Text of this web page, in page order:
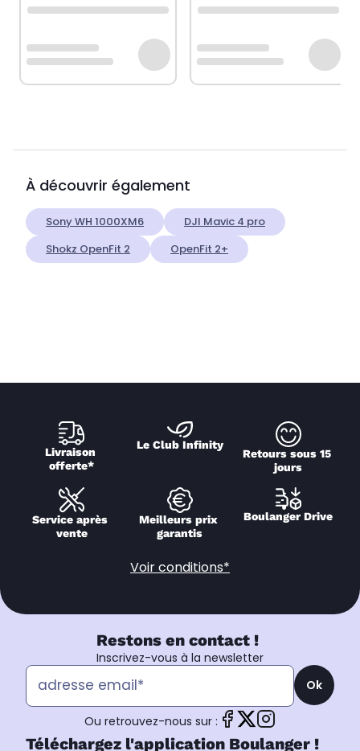
À découvrir également
Sony WH 1000XM6
DJI Mavic 4 pro
Shokz OpenFit 2
OpenFit 2+
Livraison
offerte*
Le Club Infinity
Retours sous 15
jours
Service après
vente
Meilleurs prix
garantis
Boulanger Drive
Voir conditions*
Restons en contact !
Inscrivez-vous à la newsletter
Ok
Ou retrouvez-nous sur :
Téléchargez l'application Boulanger !